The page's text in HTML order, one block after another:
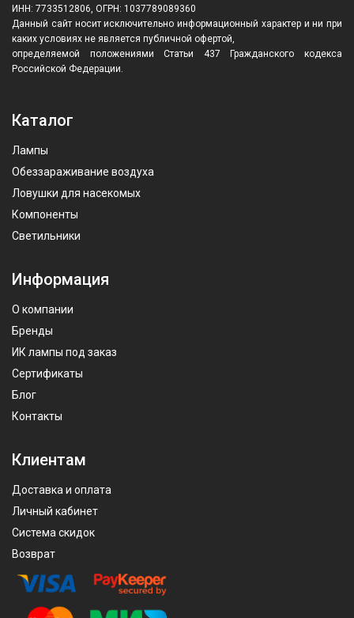
ИНН: 7733512806, ОГРН: 1037789089360
Данный сайт носит исключительно информационный характер и ни при
каких условиях не является публичной офертой,
определяемой положениями Статьи 437 Гражданского кодекса
Российской Федерации.
Каталог
Лампы
Обеззараживание воздуха
Ловушки для насекомых
Компоненты
Светильники
Информация
О компании
Бренды
ИК лампы под заказ
Сертификаты
Блог
Контакты
Клиентам
Доставка и оплата
Личный кабинет
Система скидок
Возврат